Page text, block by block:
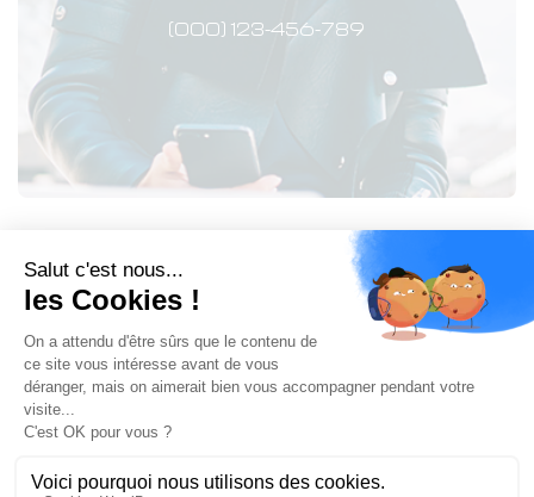
(000) 123-456-789
Mentions légales